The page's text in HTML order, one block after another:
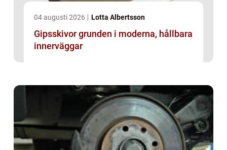
04 augusti 2026 Lotta Albertsson
Gipsskivor grunden i moderna, hållbara
innerväggar